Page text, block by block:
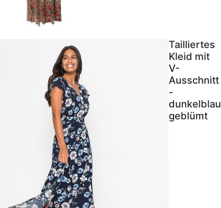
Tailliertes
Kleid mit
V-
Ausschnitt
-
dunkelblau
geblümt